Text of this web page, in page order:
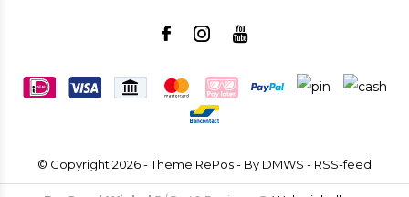
© Copyright 2026- Theme RePos - By DMWS - RSS-feed